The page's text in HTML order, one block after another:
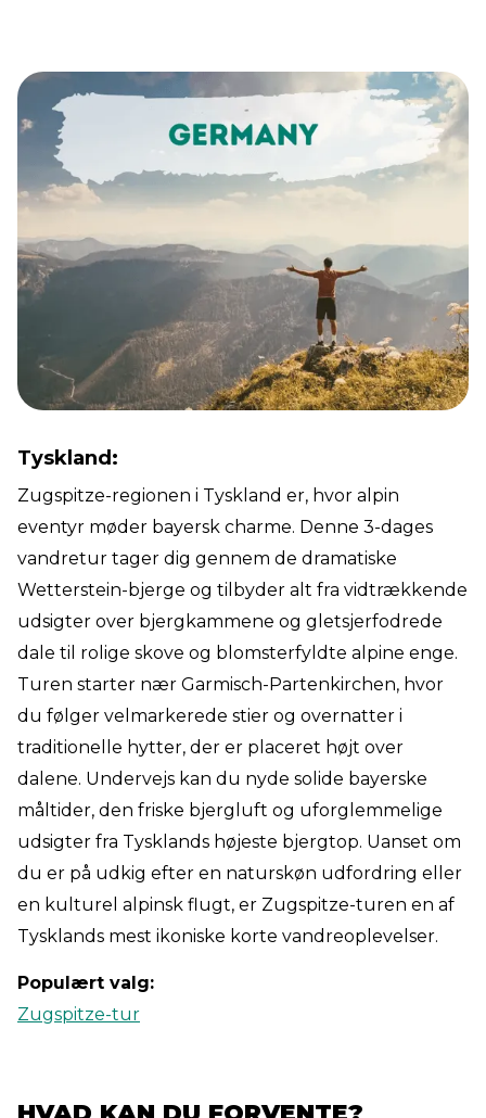
Tyskland:
Zugspitze-regionen i Tyskland er, hvor alpin
eventyr møder bayersk charme. Denne 3-dages
vandretur tager dig gennem de dramatiske
Wetterstein-bjerge og tilbyder alt fra vidtrækkende
udsigter over bjergkammene og gletsjerfodrede
dale til rolige skove og blomsterfyldte alpine enge.
Turen starter nær Garmisch-Partenkirchen, hvor
du følger velmarkerede stier og overnatter i
traditionelle hytter, der er placeret højt over
dalene. Undervejs kan du nyde solide bayerske
måltider, den friske bjergluft og uforglemmelige
udsigter fra Tysklands højeste bjergtop. Uanset om
du er på udkig efter en naturskøn udfordring eller
en kulturel alpinsk flugt, er Zugspitze-turen en af
Tysklands mest ikoniske korte vandreoplevelser.
Populært valg:
Zugspitze-tur